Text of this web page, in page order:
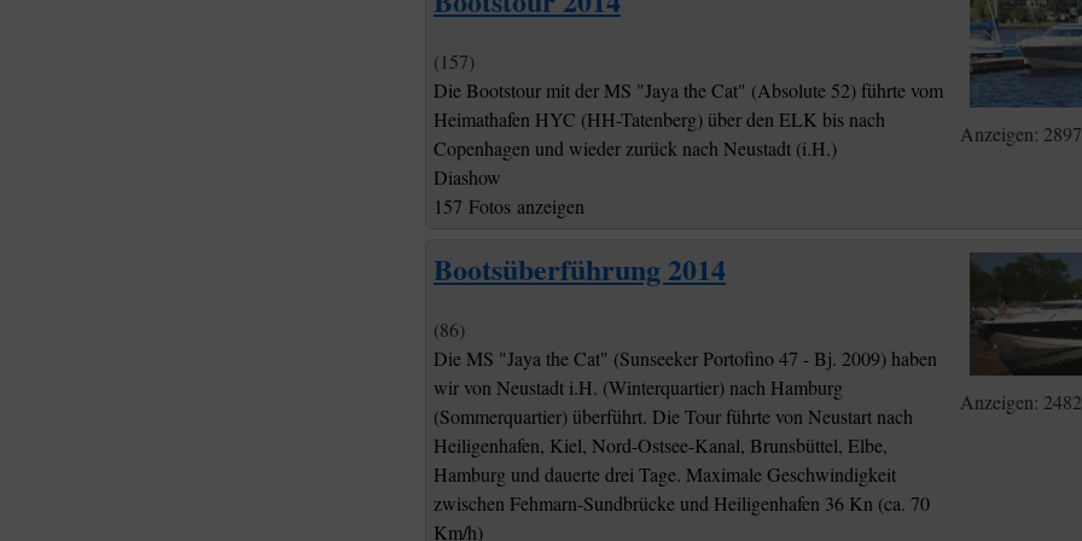
(157)
Die Bootstour mit der MS "Jaya the Cat" (Absolute 52) führte vom
Heimathafen HYC (HH-Tatenberg) über den ELK bis nach
Copenhagen und wieder zurück nach Neustadt (i.H.)
Diashow
157 Fotos anzeigen
Anzeigen:
Bootsüberführung 2014
(86)
Die MS "Jaya the Cat" (Sunseeker Portofino 47 - Bj. 2009) haben
wir von Neustadt i.H. (Winterquartier) nach Hamburg
(Sommerquartier) überführt. Die Tour führte von Neustart nach
Heiligenhafen, Kiel, Nord-Ostsee-Kanal, Brunsbüttel, Elbe,
Hamburg und dauerte drei Tage. Maximale Geschwindigkeit
zwischen Fehmarn-Sundbrücke und Heiligenhafen 36 Kn (ca. 70
Km/h)
Anzeigen: 2482